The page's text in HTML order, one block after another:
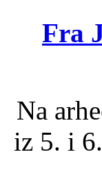
Fra
Na
iz 5. i